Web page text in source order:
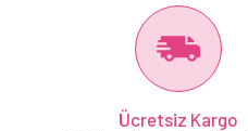
Ücretsiz Kargo